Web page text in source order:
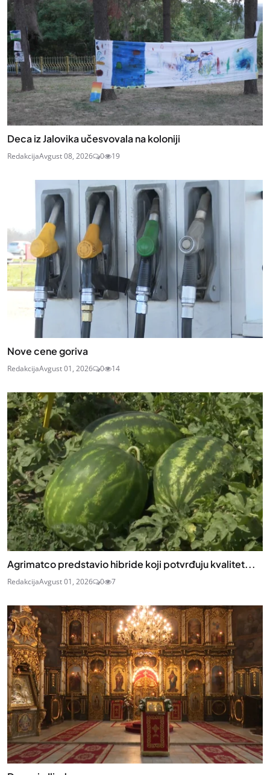
Deca iz Jalovika učesvovala na koloniji
RedakcijaAvgust 08, 2026 0 19
Nove cene goriva
RedakcijaAvgust 01, 2026 0 14
Agrimatco predstavio hibride koji potvrđuju kvalitet...
RedakcijaAvgust 01, 2026 0 7